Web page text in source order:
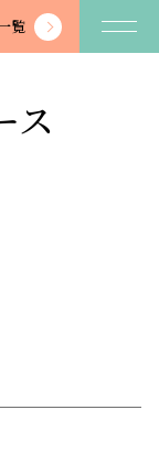
覧
ス